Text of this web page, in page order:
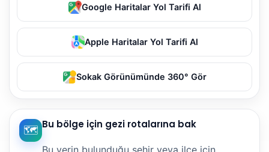
Google Haritalar Yol Tarifi Al
Apple Haritalar Yol Tarifi Al
Sokak Görünümünde 360° Gör
🗺️ Bu bölge için gezi rotalarına bak
Bu yerin bulunduğu şehir veya ilçe için